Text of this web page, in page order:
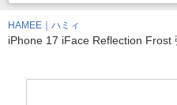
HAMEE｜ハミィ
iPhone 17 iFace Reflection Frost